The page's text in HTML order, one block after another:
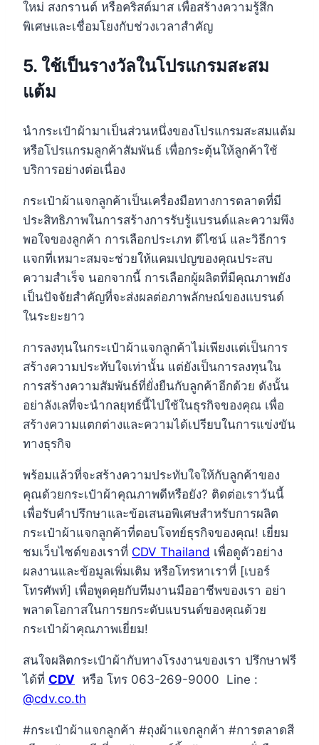
ใหม่ สงกรานต์ หรือคริสต์มาส เพื่อสร้างความรู้สึก
พิเศษและเชื่อมโยงกับช่วงเวลาสำคัญ
5. ใช้เป็นรางวัลในโปรแกรมสะสม
แต้ม
นำกระเป๋าผ้ามาเป็นส่วนหนึ่งของโปรแกรมสะสมแต้ม
หรือโปรแกรมลูกค้าสัมพันธ์ เพื่อกระตุ้นให้ลูกค้าใช้
บริการอย่างต่อเนื่อง
กระเป๋าผ้าแจกลูกค้าเป็นเครื่องมือทางการตลาดที่มี
ประสิทธิภาพในการสร้างการรับรู้แบรนด์และความพึง
พอใจของลูกค้า การเลือกประเภท ดีไซน์ และวิธีการ
แจกที่เหมาะสมจะช่วยให้แคมเปญของคุณประสบ
ความสำเร็จ นอกจากนี้ การเลือกผู้ผลิตที่มีคุณภาพยัง
เป็นปัจจัยสำคัญที่จะส่งผลต่อภาพลักษณ์ของแบรนด์
ในระยะยาว
การลงทุนในกระเป๋าผ้าแจกลูกค้าไม่เพียงแต่เป็นการ
สร้างความประทับใจเท่านั้น แต่ยังเป็นการลงทุนใน
การสร้างความสัมพันธ์ที่ยั่งยืนกับลูกค้าอีกด้วย ดังนั้น
อย่าลังเลที่จะนำกลยุทธ์นี้ไปใช้ในธุรกิจของคุณ เพื่อ
สร้างความแตกต่างและความได้เปรียบในการแข่งขัน
ทางธุรกิจ
พร้อมแล้วที่จะสร้างความประทับใจให้กับลูกค้าของ
คุณด้วยกระเป๋าผ้าคุณภาพดีหรือยัง? ติดต่อเราวันนี้
เพื่อรับคำปรึกษาและข้อเสนอพิเศษสำหรับการผลิต
กระเป๋าผ้าแจกลูกค้าที่ตอบโจทย์ธุรกิจของคุณ! เยี่ยม
ชมเว็บไซต์ของเราที่ CDV Thailand เพื่อดูตัวอย่าง
ผลงานและข้อมูลเพิ่มเติม หรือโทรหาเราที่ [เบอร์
โทรศัพท์] เพื่อพูดคุยกับทีมงานมืออาชีพของเรา อย่า
พลาดโอกาสในการยกระดับแบรนด์ของคุณด้วย
กระเป๋าผ้าคุณภาพเยี่ยม!
สนใจผลิตกระเป๋าผ้ากับทางโรงงานของเรา ปรึกษาฟรี
ได้ที่ CDV หรือ โทร 063-269-9000 Line :
@cdv.co.th
#กระเป๋าผ้าแจกลูกค้า #ถุงผ้าแจกลูกค้า #การตลาดสี